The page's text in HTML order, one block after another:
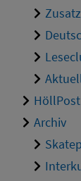
HöllPost
Archiv